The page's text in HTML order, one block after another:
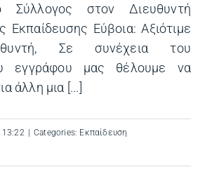
Σύλλογος στον Διευθυντή
Εκπαίδευσης Εύβοια: Αξιότιμε
Σε συνέχεια του
εγγράφου μας θέλουμε να
άλλη μια [...]
13:22 | Categories: Εκπαίδευση